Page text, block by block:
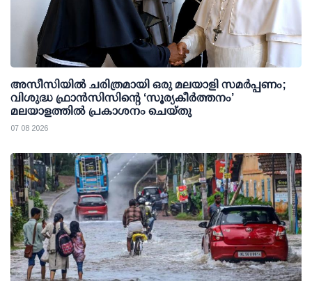
അസീസിയിൽ ചരിത്രമായി ഒരു മലയാളി സമർപ്പണം;
വിശുദ്ധ ഫ്രാൻസിസിന്റെ ‘സൂര്യകീർത്തനം’
മലയാളത്തിൽ പ്രകാശനം ചെയ്തു
07 08 2026